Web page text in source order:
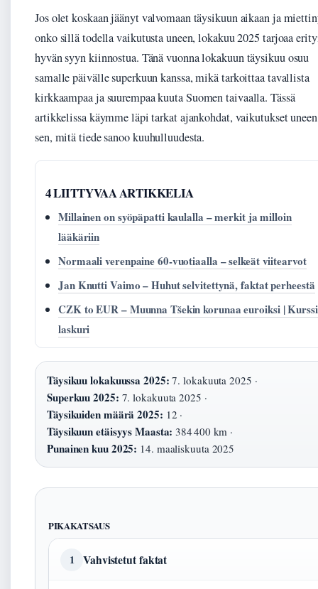
Jos olet koskaan jäänyt valvomaan täysikuun aikaan ja
onko sillä todella vaikutusta uneen, lokakuu 2025 tarjoaa
hyvän syyn kiinnostua. Tänä vuonna lokakuun täysikuu osuu
samalle päivälle superkuun kanssa, mikä tarkoittaa tavallista
kirkkaampaa ja suurempaa kuuta Suomen taivaalla. Tässä
artikkelissa käymme läpi tarkat ajankohdat, vaikutukset
sen, mitä tiede sanoo kuuhulluudesta.
4 LIITTYVAA ARTIKKELIA
Millainen on syöpäpatti kaulalla – merkit ja milloin
lääkäriin
Normaali verenpaine 60-vuotiaalla – selkeät viitearvot
Jan Knutti Vaimo – Huhut selvitettynä, faktat perheestä
CZK to EUR – Muunna Tšekin korunaa euroiksi |
laskuri
Täysikuu lokakuussa 2025: 7. lokakuuta 2025 ·
Superkuu 2025: 7. lokakuuta 2025 ·
Täysikuiden määrä 2025: 12 ·
Täysikuun etäisyys Maasta: 384 400 km ·
Punainen kuu 2025: 14. maaliskuuta 2025
PIKAKATSAUS
1 Vahvistetut faktat